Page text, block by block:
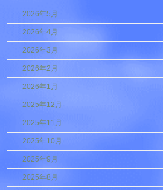
2026年5月
2026年4月
2026年3月
2026年2月
2026年1月
2025年12月
2025年11月
2025年10月
2025年9月
2025年8月